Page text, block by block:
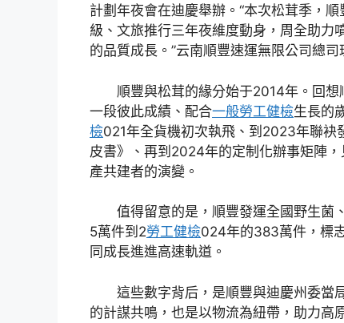
計劃年夜會在迪慶舉辦。“本次松茸季，
級、文旅推行三年夜維度動身，周全助力
的品質成長。”云南順豐速運無限公司總司
順豐與松茸的緣分始于2014年。回
一段彼此成績、配合一般勞工健檢生長的
檢021年全貨機初次執飛、到2023年聯袂
皮書》、再到2024年的定制化辦事矩陣
產共建者的演變。
值得留意的是，順豐發運全國野生菌
5萬件到2勞工健檢024年的383萬件，標
同成長進進高速軌道。
這些數字背后，是順豐與迪慶州委當
的計謀共鳴，也是以物流為紐帶，助力高